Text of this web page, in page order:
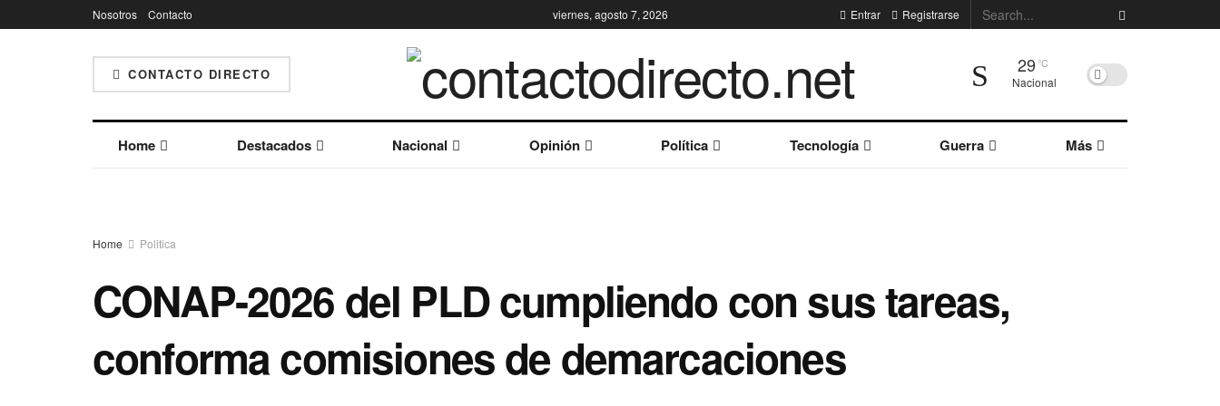
Nosotros Contacto viernes, agosto 7, 2026 Entrar Registrarse
CONTACTO DIRECTO 29 °C
Nacional
Home Destacados Nacional Opinión Política Tecnología Guerra Más
Home Politica
CONAP-2026 del PLD cumpliendo con sus tareas,
conforma comisiones de demarcaciones